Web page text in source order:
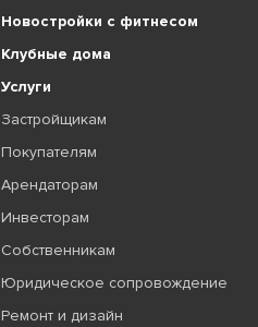
Новостройки с фитнесом
Клубные дома
Услуги
Застройщикам
Покупателям
Арендаторам
Инвесторам
Собственникам
Юридическое сопровождение
Ремонт и дизайн